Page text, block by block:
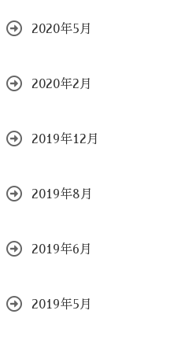
2020年5月
2020年2月
2019年12月
2019年8月
2019年6月
2019年5月